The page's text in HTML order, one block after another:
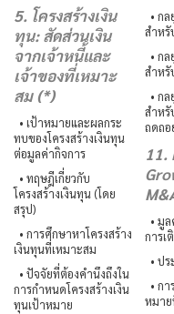
5. โครงสร้างเงิน
ทุน: สัดส่วนเงิน
จากเจ้าหนี้และ
เจ้าของที่เหมาะ
สม (*)
• เป้าหมายและผลกระ
ทบของโครงสร้างเงินทุน
ต่อมูลค่ากิจการ
• ทฤษฎีเกี่ยวกับ
โครงสร้างเงินทุน (โดย
สรุป)
• การศึกษาหาโครงสร้าง
เงินทุนที่เหมาะสม
• ปัจจัยที่ต้องคำนึงถึงใน
การกำหนดโครงสร้างเงิน
ทุนเป้าหมาย
• ก
สำหรั
• ก
สำหรั
• ก
สำหรั
ถดถอ
11.
• มู
การเ
• ป
• ก
หมาย